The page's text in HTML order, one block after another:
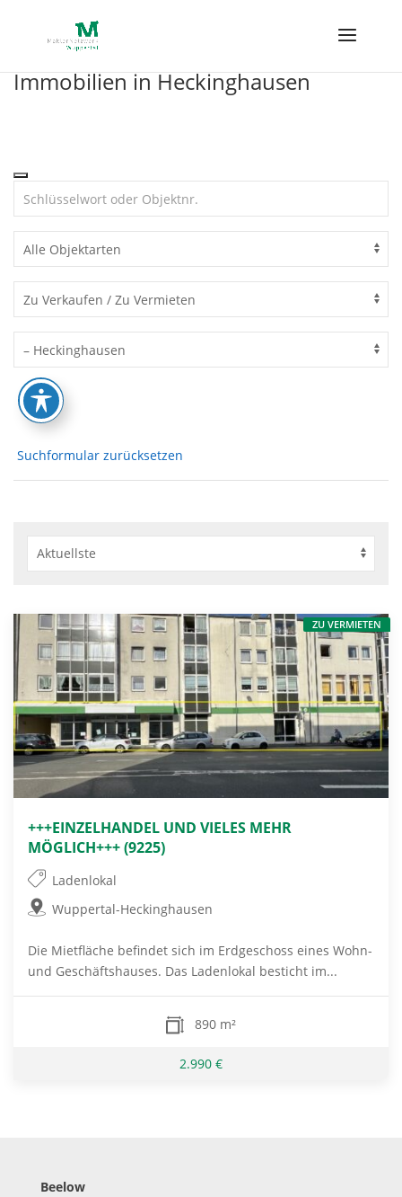
content
Immobilien in Heckinghausen
Suchformular zurücksetzen
+++EINZELHANDEL UND VIELES MEHR
MÖGLICH+++ (9225)
Ladenlokal
Wuppertal-Heckinghausen
Die Mietfläche befindet sich im Erdgeschoss eines Wohn-
und Geschäftshauses. Das Ladenlokal besticht im...
890 m²
2.990 €
ZU VERMIETEN
Beelow